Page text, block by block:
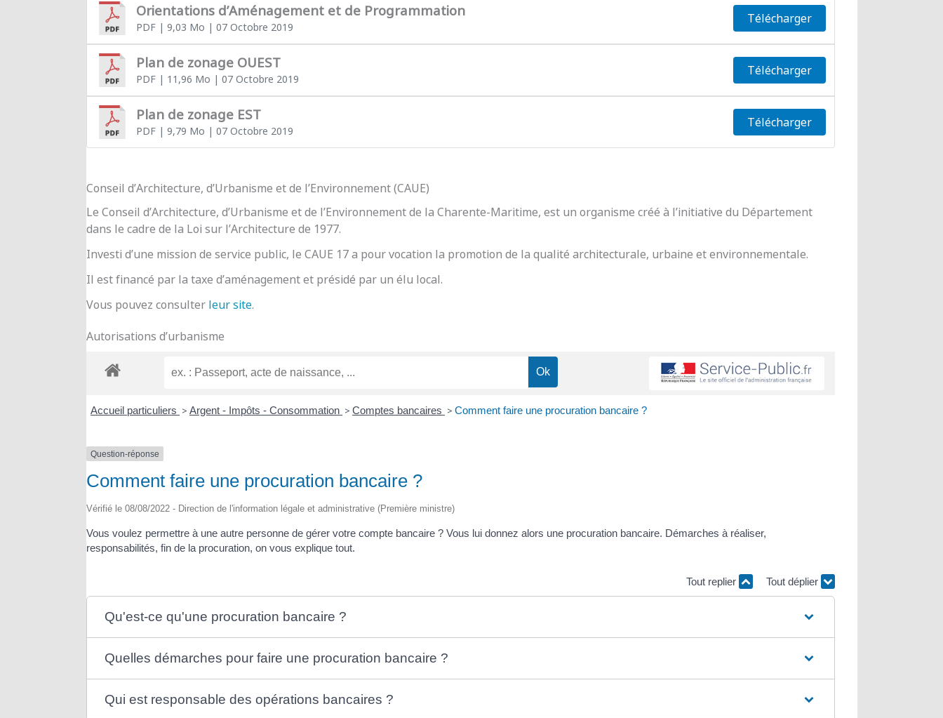
Orientations d’Aménagement et de Programmation
PDF| 9,03 Mo | 07 Octobre 2019
Télécharger
Plan de zonage OUEST
PDF| 11,96 Mo | 07 Octobre 2019
Télécharger
Plan de zonage EST
PDF| 9,79 Mo | 07 Octobre 2019
Télécharger
Conseil d’Architecture, d’Urbanisme et de l’Environnement (CAUE)
Le Conseil d’Architecture, d’Urbanisme et de l’Environnement de la Charente-Maritime, est un organisme créé à l’initiative du Département
dans le cadre de la Loi sur l’Architecture de 1977.
Investi d’une mission de service public, le CAUE 17 a pour vocation la promotion de la qualité architecturale, urbaine et environnementale.
Il est financé par la taxe d’aménagement et présidé par un élu local.
Vous pouvez consulter leur site.
Autorisations d’urbanisme
Accueil particuliers > Argent - Impôts - Consommation > Comptes bancaires > Comment faire une procuration bancaire ?
Question-réponse
Comment faire une procuration bancaire ?
Vérifié le 08/08/2022 - Direction de l'information légale et administrative (Première ministre)
Vous voulez permettre à une autre personne de gérer votre compte bancaire ? Vous lui donnez alors une procuration bancaire. Démarches à réaliser,
responsabilités, fin de la procuration, on vous explique tout.
Tout replier Tout déplier
Qu'est-ce qu'une procuration bancaire ?
Quelles démarches pour faire une procuration bancaire ?
Qui est responsable des opérations bancaires ?